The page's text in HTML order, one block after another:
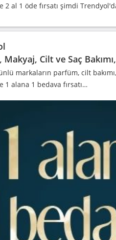
2 al 1 öde fırsatı şimdi
Makyaj, Cilt ve Saç
markaların parfüm, cilt
1 alana 1 bedava fırsatı…